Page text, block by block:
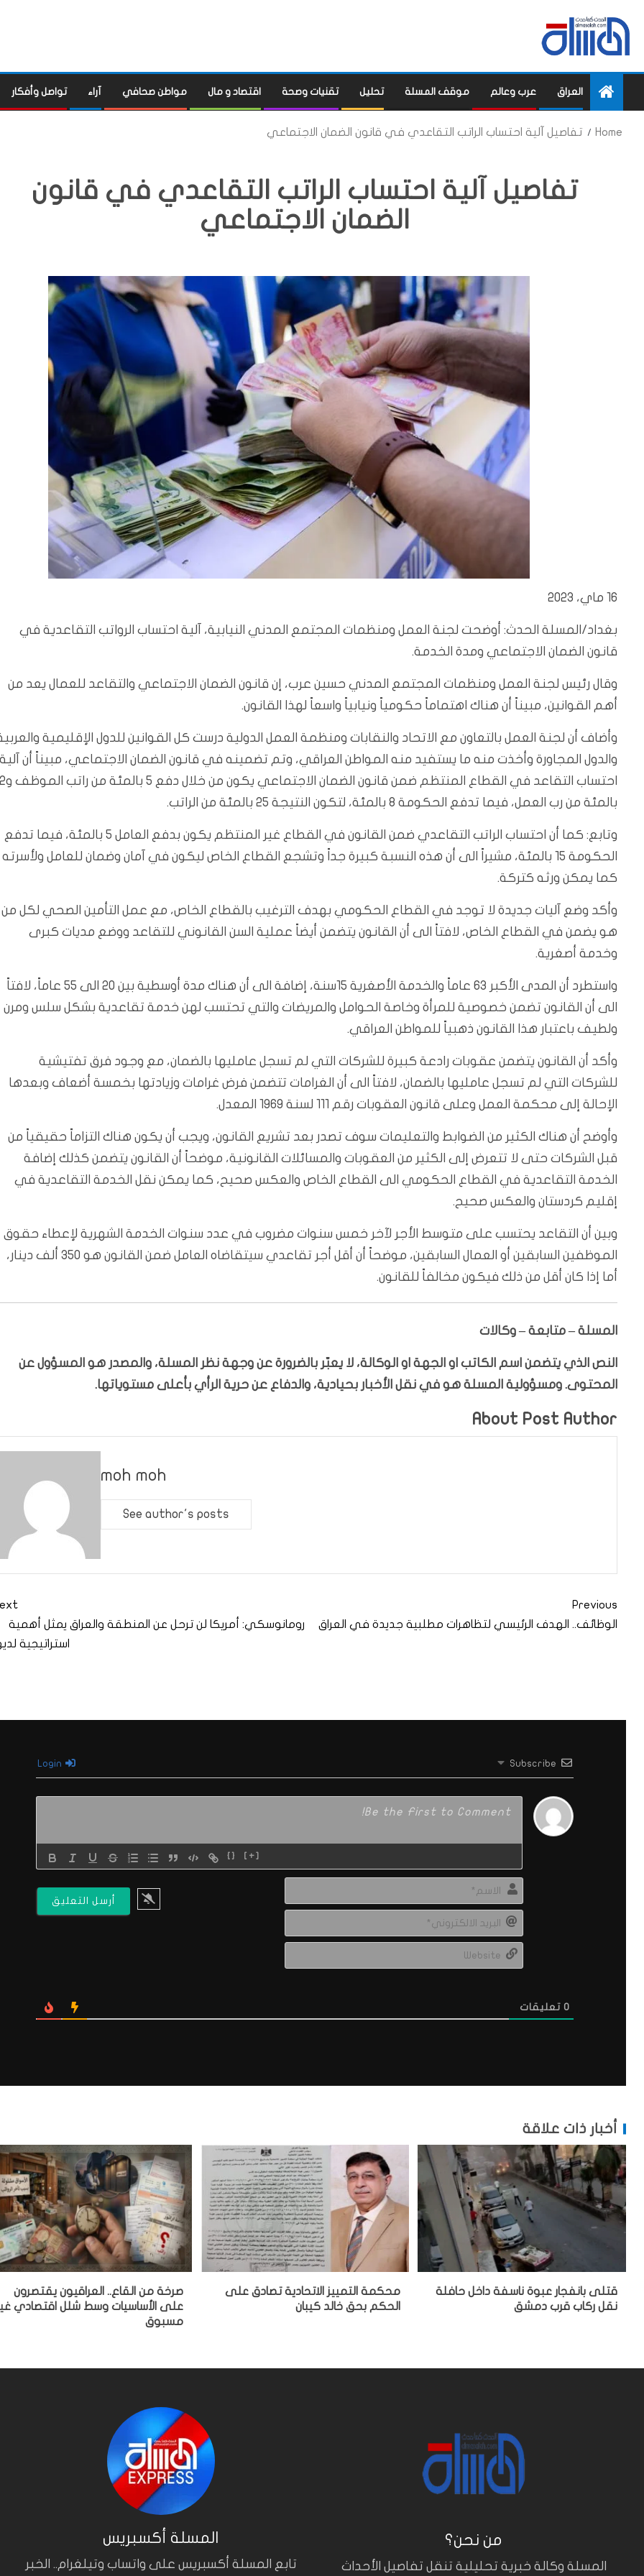
العراق عرب وعالم موقف المسلة تحليل تقنيات وصحة اقتصاد و مال مواطن صحافي آراء تواصل وأفكار
Home تفاصيل آلية احتساب الراتب التقاعدي في قانون الضمان الاجتماعي
تفاصيل آلية احتساب الراتب التقاعدي في قانون
الضمان الاجتماعي
16 ماي، 2023
بغداد/المسلة الحدث: أوضحت لجنة العمل ومنظمات المجتمع المدني النيابية، آلية احتساب الرواتب التقاعدية في
قانون الضمان الاجتماعي ومدة الخدمة.
وقال رئيس لجنة العمل ومنظمات المجتمع المدني حسين عرب، إن قانون الضمان الاجتماعي والتقاعد للعمال يعد من
أهم القوانين، مبيناً أن هناك اهتماماً حكومياً ونيابياً واسعاً لهذا القانون.
وأضاف أن لجنة العمل بالتعاون مع الاتحاد والنقابات ومنظمة العمل الدولية درست كل القوانين للدول الإقليمية
والدول المجاورة وأخذت منه ما يستفيد منه المواطن العراقي، وتم تضمينه في قانون الضمان الاجتماعي، مبيناً أن آلية
احتساب التقاعد في القطاع
بالمئة من رب العمل، فيما تدفع الحكومة 8 بالمئة، لتكون النتيجة 25 ‎بالمئة من الراتب.
وتابع: كما أن احتساب الراتب التقاعدي ضمن القانون في القطاع غير المنتظم يكون بدفع العامل 5 بالمئة، فيما تدفع
الحكومة 15 بالمئة، مشيراً الى أن هذه النسبة كبيرة جداً وتشجع القطاع الخاص ليكون في آمان وضمان للعامل ولأسرته
كما يمكن ورثه كتركة.
وأكد وضع آليات جديدة لا توجد في القطاع الحكومي بهدف الترغيب بالقطاع الخاص، مع عمل التأمين الصحي لكل من
هو يضمن في القطاع الخاص، لافتاً الى أن القانون يتضمن أيضاً عملية السن القانوني للتقاعد ووضع مديات كبرى
وخدمة أصغرية.
واستطرد أن المدى الأكبر 63 عاماً والخدمة الأصغرية 15سنة، إضافة الى أن هناك مدة أوسطية بين 20 الى 55 عاماً، لافتاً
الى أن القانون تضمن خصوصية للمرأة وخاصة الحوامل والمريضات والتي تحتسب لهن خدمة تقاعدية بشكل سلس ومرن
ولطيف باعتبار هذا القانون ذهبياً للمواطن العراقي.
وأكد أن القانون يتضمن عقوبات رادعة كبيرة للشركات التي لم تسجل عامليها بالضمان، مع وجود فرق تفتيشية
للشركات التي لم تسجل عامليها بالضمان، لافتاً الى أن الغرامات تتضمن فرض غرامات وزيادتها بخمسة أضعاف وبعدها
الإحالة إلى محكمة العمل وعلى قانون العقوبات رقم 111 لسنة 1969 المعدل.
وأوضح أن هناك الكثير من الضوابط والتعليمات سوف تصدر بعد تشريع القانون، ويجب أن يكون هناك التزاماً حقيقياً من
قبل الشركات حتى لا تتعرض إلى الكثير من العقوبات والمسائلات القانونية، موضحاً أن القانون يتضمن كذلك إضافة
الخدمة التقاعدية في القطاع الحكومي الى القطاع الخاص والعكس صحيح، كما يمكن نقل الخدمة التقاعدية في
إقليم كردستان والعكس صحيح.
وبين أن التقاعد يحتسب على متوسط الأجر لآخر خمس سنوات مضروب في عدد سنوات الخدمة الشهرية لإعطاء حقوق
الموظفين السابقين أو العمال السابقين، موضحاً أن أقل أجر تقاعدي سيتقاضاه العامل ضمن القانون هو 350 ألف دينار،
أما إذا كان أقل من ذلك فيكون مخالفاً للقانون.
المسلة – متابعة – وكالات
النص الذي يتضمن اسم الكاتب او الجهة او الوكالة، لا يعبّر بالضرورة عن وجهة نظر المسلة، والمصدر هو المسؤول عن
المحتوى. ومسؤولية المسلة هو في نقل الأخبار بحيادية، والدفاع عن حرية الرأي بأعلى مستوياتها.
About Post Author
moh moh
See author's posts
Previous
الوظائف.. الهدف الرئيسي لتظاهرات مطلبية جديدة في العراق
رومانوسكي: أمريكا لن ترحل عن المنطقة والعراق يمثل أهمية
استراتيجية
Subscribe
{} [+]
0 تعليقات
أخبار ذات علاقة
قتلى بانفجار عبوة ناسفة داخل حافلة
نقل ركاب قرب دمشق
محكمة التمييز الاتحادية تصادق على
الحكم بحق خالد كيبان
صرخة من القاع.. العراقيون يقتصرون
على الأساسيات وسط شلل اقتصادي
مسبوق
المسلة أكسبريس
تابع المسلة أكسبريس على واتساب وتيلغرام.. الخبر
من نحن؟
المسلة وكالة خبرية تحليلية تنقل تفاصيل الأحداث